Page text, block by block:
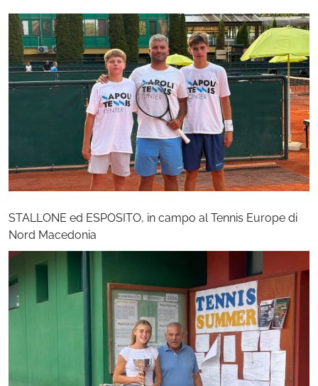
STALLONE ed ESPOSITO, in campo al Tennis Europe di
Nord Macedonia